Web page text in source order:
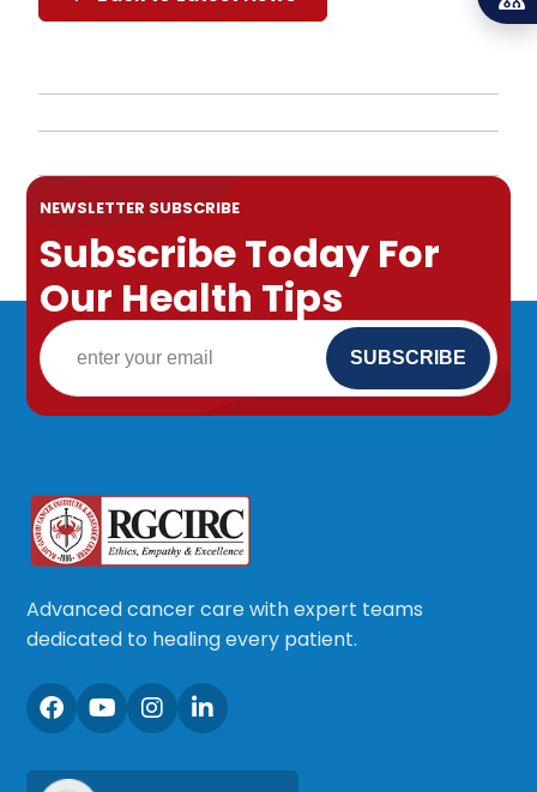
NEWSLETTER SUBSCRIBE
Subscribe Today For
Our Health Tips
Advanced cancer care with expert teams
dedicated to healing every patient.